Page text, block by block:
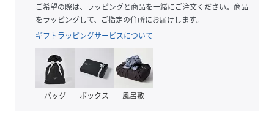
性別タイプ レディース
ラム（⽺⾰）
ラム（⽺⾰）
ご希望の際は、ラッピングと商品を一緒にご注文ください。商品
をラッピングして、ご指定の住所にお届けします。
ギフトラッピングサービスについて
バッグ ボックス 風呂敷